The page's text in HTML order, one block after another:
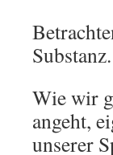
Substanz.
Wie wir
angeht,
unserer